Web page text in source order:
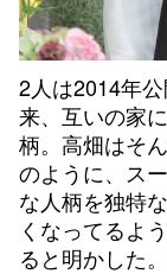
2人は2014年
来、互いの家
柄。高畑はそ
のように、ス
な人柄を独特
くなってるよ
ると明かした。